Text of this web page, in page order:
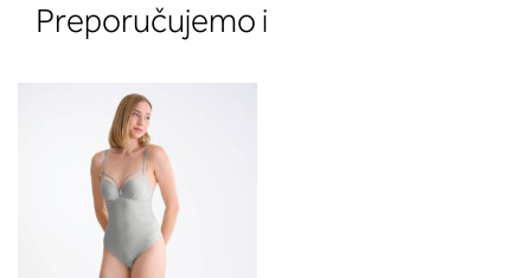
Preporučujemo i
2. Prsni obseg